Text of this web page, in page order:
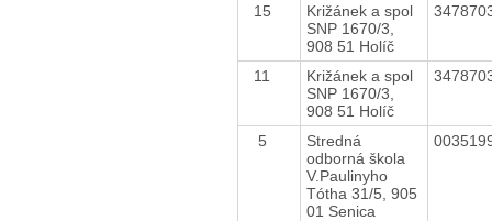
15
Križánek a spol
SNP 1670/3,
908 51 Holíč
11
Križánek a spol
SNP 1670/3,
908 51 Holíč
5
Stredná
odborná škola
V.Paulinyho
Tótha 31/5, 905
01 Senica